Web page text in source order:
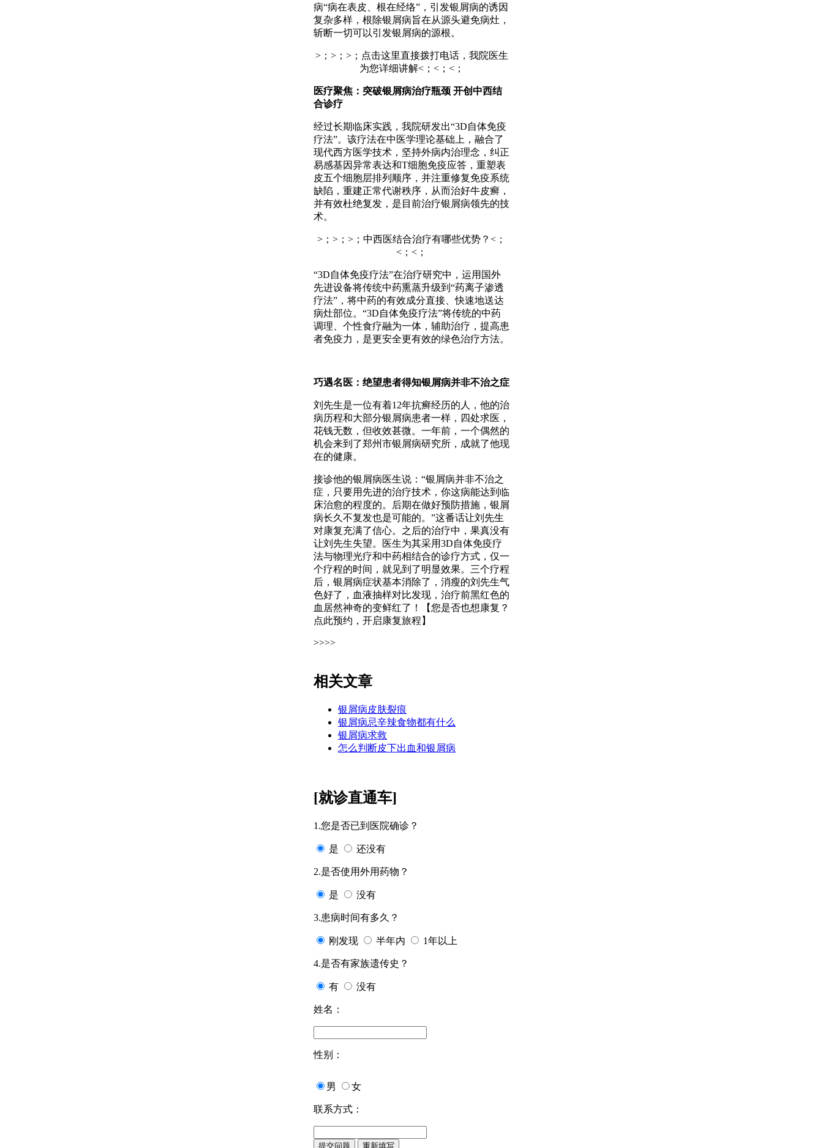
病“病在表皮、根在经络”，引发银屑病的诱因
复杂多样，根除银屑病旨在从源头避免病灶，
斩断一切可以引发银屑病的源根。
>；>；>；点击这里直接拨打电话，我院医生
为您详细讲解<；<；<；
医疗聚焦：突破银屑病治疗瓶颈 开创中西结
合诊疗
经过长期临床实践，我院研发出“3D自体免疫
疗法”。该疗法在中医学理论基础上，融合了
现代西方医学技术，坚持外病内治理念，纠正
易感基因异常表达和T细胞免疫应答，重塑表
皮五个细胞层排列顺序，并注重修复免疫系统
缺陷，重建正常代谢秩序，从而治好牛皮癣，
并有效杜绝复发，是目前治疗银屑病领先的技
术。
>；>；>；中西医结合治疗有哪些优势？<；
<；<；
“3D自体免疫疗法”在治疗研究中，运用国外
先进设备将传统中药熏蒸升级到“药离子渗透
疗法”，将中药的有效成分直接、快速地送达
病灶部位。“3D自体免疫疗法”将传统的中药
调理、个性食疗融为一体，辅助治疗，提高患
者免疫力，是更安全更有效的绿色治疗方法。
巧遇名医：绝望患者得知银屑病并非不治之症
刘先生是一位有着12年抗癣经历的人，他的治
病历程和大部分银屑病患者一样，四处求医，
花钱无数，但收效甚微。一年前，一个偶然的
机会来到了郑州市银屑病研究所，成就了他现
在的健康。
接诊他的银屑病医生说：“银屑病并非不治之
症，只要用先进的治疗技术，你这病能达到临
床治愈的程度的。后期在做好预防措施，银屑
病长久不复发也是可能的。”这番话让刘先生
对康复充满了信心。之后的治疗中，果真没有
让刘先生失望。医生为其采用3D自体免疫疗
法与物理光疗和中药相结合的诊疗方式，仅一
个疗程的时间，就见到了明显效果。三个疗程
后，银屑病症状基本消除了，消瘦的刘先生气
色好了，血液抽样对比发现，治疗前黑红色的
血居然神奇的变鲜红了！【您是否也想康复？
点此预约，开启康复旅程】
>>>>
相关文章
银屑病皮肤裂痕
银屑病忌辛辣食物都有什么
银屑病求救
怎么判断皮下出血和银屑病
[就诊直通车]
1.您是否已到医院确诊？
是 还没有
2.是否使用外用药物？
是 没有
3.患病时间有多久？
刚发现 半年内 1年以上
4.是否有家族遗传史？
有 没有
姓名：
性别：
男 女
联系方式：